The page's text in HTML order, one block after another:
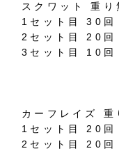
スクワット 重り
1セット目 30
2セット目 20
3セット目 10回
カーフレイズ 重
1セット目 20回
2セット目 20回